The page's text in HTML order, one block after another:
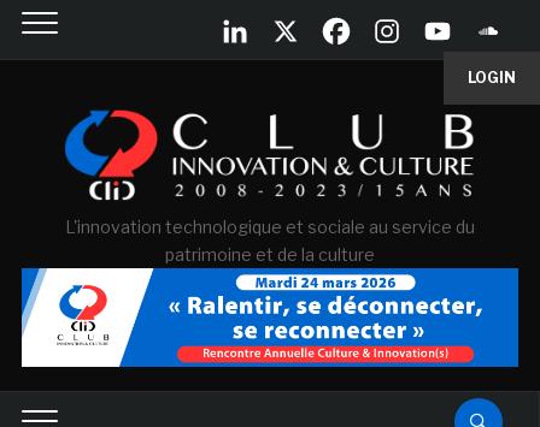
LOGIN
L'innovation technologique et sociale au service du
patrimoine et de la culture